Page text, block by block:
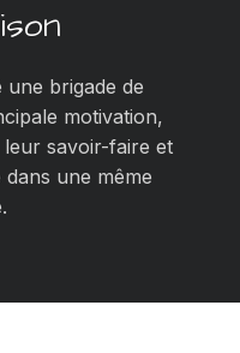
brigade de
motivation,
leur savoir-faire et
dans une même